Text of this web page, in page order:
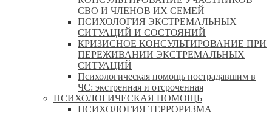
СВО И ЧЛЕНОВ ИХ СЕМЕЙ
ПСИХОЛОГИЯ ЭКСТРЕМАЛЬНЫХ
СИТУАЦИЙ И СОСТОЯНИЙ
КРИЗИСНОЕ КОНСУЛЬТИРОВАНИЕ ПРИ
ПЕРЕЖИВАНИИ ЭКСТРЕМАЛЬНЫХ
СИТУАЦИЙ
Психологическая помощь пострадавшим в
ЧС: экстренная и отсроченная
ПСИХОЛОГИЧЕСКАЯ ПОМОЩЬ
ПСИХОЛОГИЯ ТЕРРОРИЗМА